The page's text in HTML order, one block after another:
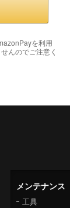
を利用
んのでご注意く
メンテナンス
工具